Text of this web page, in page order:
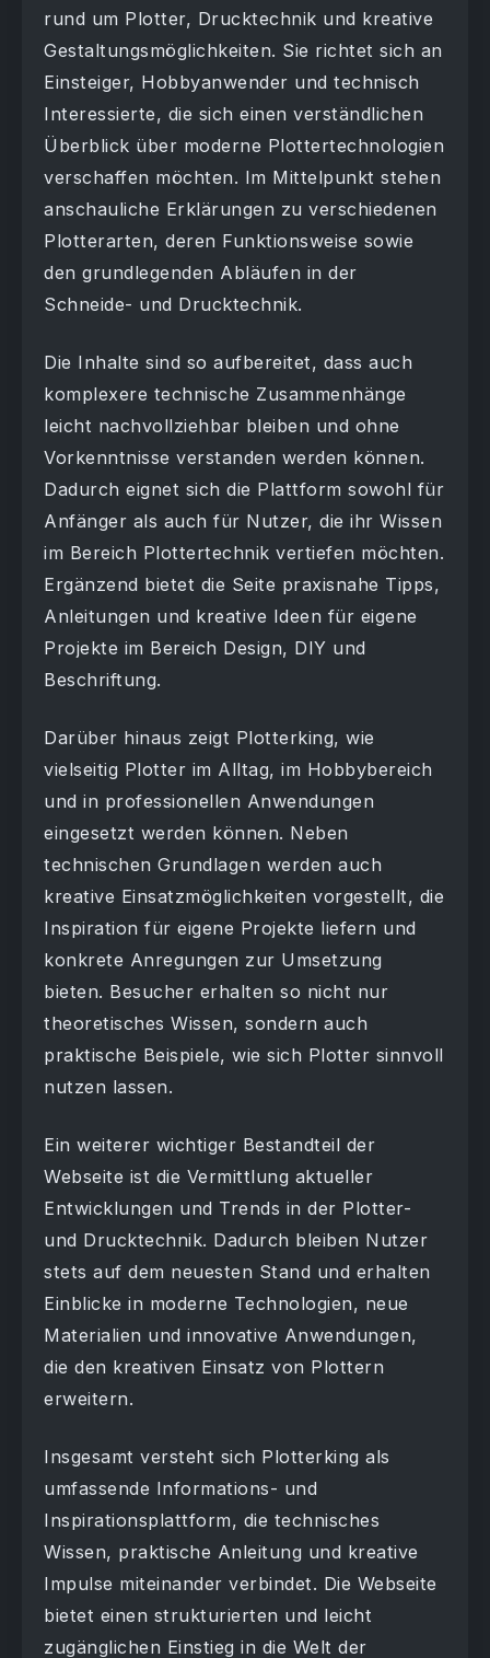
rund um Plotter, Drucktechnik und kreative
Gestaltungsmöglichkeiten. Sie richtet sich an
Einsteiger, Hobbyanwender und technisch
Interessierte, die sich einen verständlichen
Überblick über moderne Plottertechnologien
verschaffen möchten. Im Mittelpunkt stehen
anschauliche Erklärungen zu verschiedenen
Plotterarten, deren Funktionsweise sowie
den grundlegenden Abläufen in der
Schneide- und Drucktechnik.
Die Inhalte sind so aufbereitet, dass auch
komplexere technische Zusammenhänge
leicht nachvollziehbar bleiben und ohne
Vorkenntnisse verstanden werden können.
Dadurch eignet sich die Plattform sowohl für
Anfänger als auch für Nutzer, die ihr Wissen
im Bereich Plottertechnik vertiefen möchten.
Ergänzend bietet die Seite praxisnahe Tipps,
Anleitungen und kreative Ideen für eigene
Projekte im Bereich Design, DIY und
Beschriftung.
Darüber hinaus zeigt Plotterking, wie
vielseitig Plotter im Alltag, im Hobbybereich
und in professionellen Anwendungen
eingesetzt werden können. Neben
technischen Grundlagen werden auch
kreative Einsatzmöglichkeiten vorgestellt, die
Inspiration für eigene Projekte liefern und
konkrete Anregungen zur Umsetzung
bieten. Besucher erhalten so nicht nur
theoretisches Wissen, sondern auch
praktische Beispiele, wie sich Plotter sinnvoll
nutzen lassen.
Ein weiterer wichtiger Bestandteil der
Webseite ist die Vermittlung aktueller
Entwicklungen und Trends in der Plotter-
und Drucktechnik. Dadurch bleiben Nutzer
stets auf dem neuesten Stand und erhalten
Einblicke in moderne Technologien, neue
Materialien und innovative Anwendungen,
die den kreativen Einsatz von Plottern
erweitern.
Insgesamt versteht sich Plotterking als
umfassende Informations- und
Inspirationsplattform, die technisches
Wissen, praktische Anleitung und kreative
Impulse miteinander verbindet. Die Webseite
bietet einen strukturierten und leicht
zugänglichen Einstieg in die Welt der